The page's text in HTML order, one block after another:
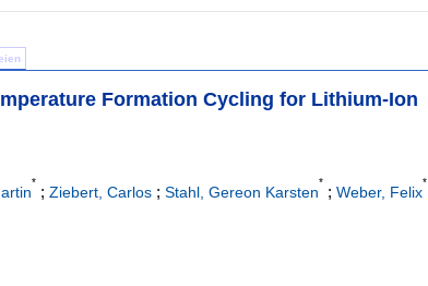
Formation Cycling for Lithium-Ion
*
; Ziebert, Carlos ; Stahl, Gereon Karsten
*
; Weber, Felix
*